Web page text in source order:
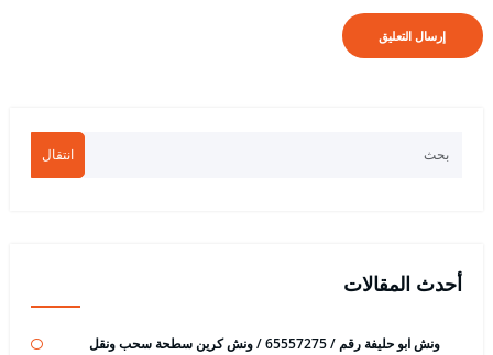
انتقال
أحدث المقالات
ونش ابو حليفة رقم / 65557275 / ونش كرين سطحة سحب ونقل